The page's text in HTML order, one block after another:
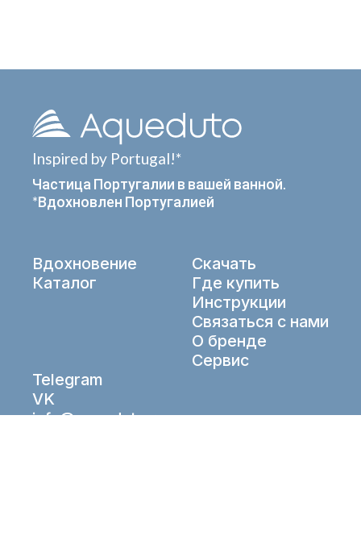
Inspired by Portugal!*
Частица Португалии в вашей ванной.
*Вдохновлен Португалией
Вдохновение
Каталог
Скачать
Где купить
Инструкции
Связаться с нами
О бренде
Сервис
Telegram
VK
info@aqueduto.ru